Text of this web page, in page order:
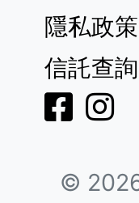
隱私政策
信託查詢
©